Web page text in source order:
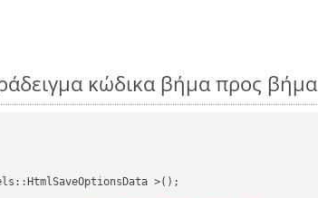
κώδικα βήμα προς βήμα
>();